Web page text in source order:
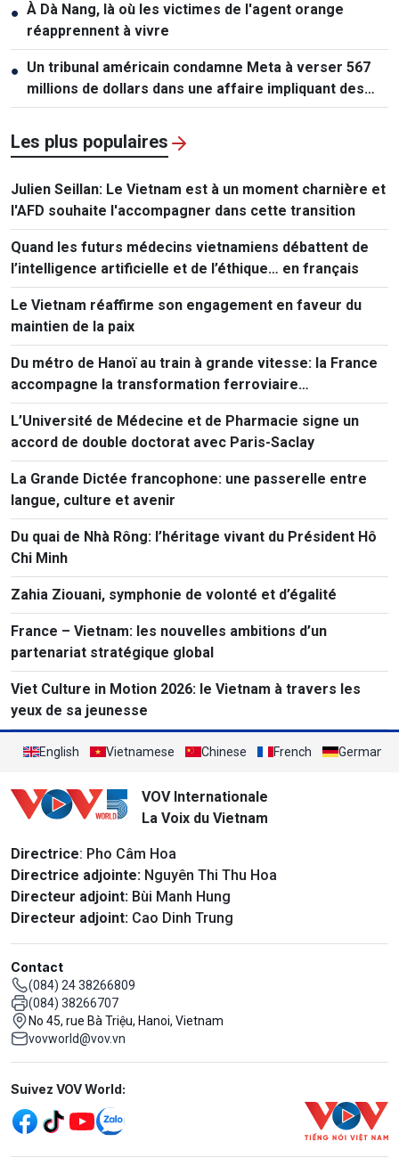
● À Dà Nang, là où les victimes de l'agent orange
réapprennent à vivre
● Un tribunal américain condamne Meta à verser 567
millions de dollars dans une affaire impliquant des
mineurs
Les plus populaires
Julien Seillan: Le Vietnam est à un moment charnière et
l'AFD souhaite l'accompagner dans cette transition
Quand les futurs médecins vietnamiens débattent de
l’intelligence artificielle et de l’éthique… en français
Le Vietnam réaffirme son engagement en faveur du
maintien de la paix
Du métro de Hanoï au train à grande vitesse: la France
accompagne la transformation ferroviaire
vietnamienne
L’Université de Médecine et de Pharmacie signe un
accord de double doctorat avec Paris-Saclay
La Grande Dictée francophone: une passerelle entre
langue, culture et avenir
Du quai de Nhà Rông: l’héritage vivant du Président Hô
Chi Minh
Zahia Ziouani, symphonie de volonté et d’égalité
France – Vietnam: les nouvelles ambitions d’un
partenariat stratégique global
Viet Culture in Motion 2026: le Vietnam à travers les
yeux de sa jeunesse
English Vietnamese Chinese French German
VOV Internationale
La Voix du Vietnam
Directrice: Pho Câm Hoa
Directrice adjointe: Nguyên Thi Thu Hoa
Directeur adjoint: Bùi Manh Hung
Directeur adjoint: Cao Dinh Trung
Contact
(084) 24 38266809
(084) 38266707
No 45, rue Bà Triệu, Hanoi, Vietnam
vovworld@vov.vn
Mạng xã hội
Suivez VOV World: